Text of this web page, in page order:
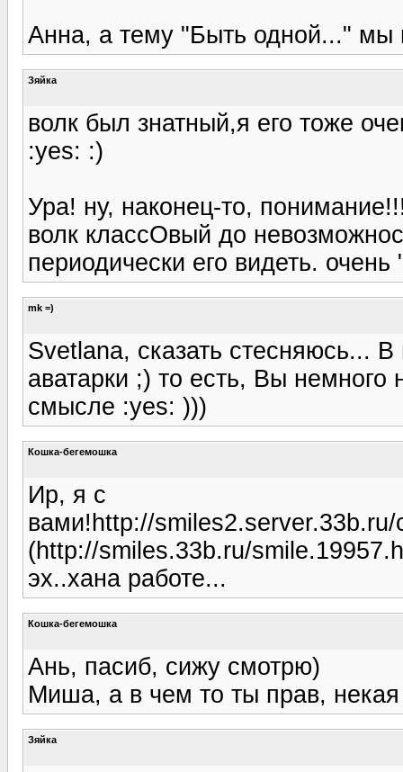
Анна, а тему "Быть одной..." мы
Зяйка
волк был знатный,я его тоже
:yes: :)
Ура! ну, наконец-то,
волк классОвый до
периодически его видеть.
mk =)
Svetlana, сказать стесняюсь...
аватарки ;) то есть, Вы
смысле :yes: )))
Кошка-бегемошка
Ир, я с
вами!http://
(http://smiles.33b.ru/
эх..хана работе...
Кошка-бегемошка
Ань, пасиб, сижу смотрю)
Миша, а в чем то ты прав, некая
Зяйка